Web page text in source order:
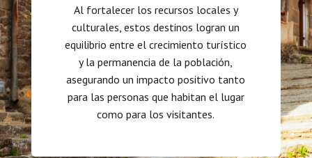
Al fortalecer los recursos locales y
culturales, estos destinos logran un
equilibrio entre el crecimiento turístico
y la permanencia de la población,
asegurando un impacto positivo tanto
para las personas que habitan el lugar
como para los visitantes.